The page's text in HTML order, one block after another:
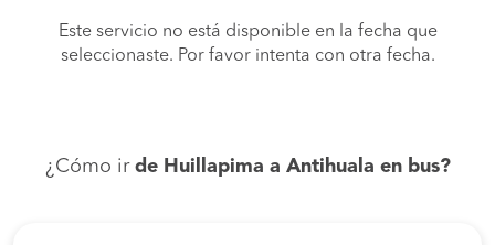
Este servicio no está disponible en la fecha que
seleccionaste. Por favor intenta con otra fecha.
¿Cómo ir de Huillapima a Antihuala en bus?